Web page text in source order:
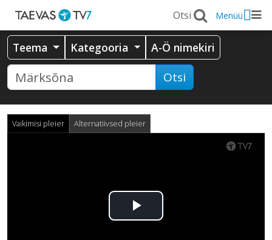
Menüü
Teema Kategooria A-Ö nimekiri
Otsi
Vaikimisi pleier Alternatiivsed pleier
Esita